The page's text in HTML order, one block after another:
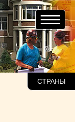
СТРАНЫ